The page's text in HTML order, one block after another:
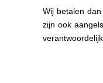
Wij betalen
zijn ook